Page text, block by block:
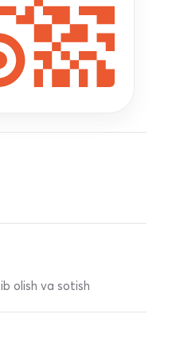
olish va sotish